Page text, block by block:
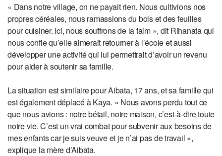
« Dans notre village, on ne payait rien. Nous cultivions nos
propres céréales, nous ramassions du bois et des feuilles
pour cuisiner. Ici, nous souffrons de la faim », dit Rihanata qui
nous confie qu’elle aimerait retourner à l’école et aussi
développer une activité qui lui permettrait d’avoir un revenu
pour aider à soutenir sa famille.
La situation est similaire pour Aibata, 17 ans, et sa famille qui
est également déplacé à Kaya. « Nous avons perdu tout ce
que nous avions : notre bétail, notre maison, c’est-à-dire toute
notre vie. C’est un vrai combat pour subvenir aux besoins de
mes enfants car je suis veuve et je n’ai pas de travail »,
explique la mère d’Aibata.